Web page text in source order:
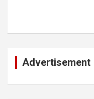
Advertisement